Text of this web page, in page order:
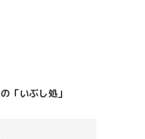
「いぶし処」